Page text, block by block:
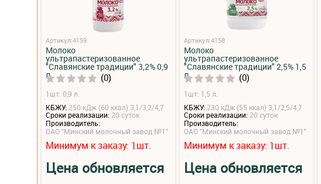
Артикул:4159
Молоко
ультрапастеризованное
"Славянские традиции" 3,2% 0,9
л (0)
1шт: 0,9 л.
КБЖУ: 250 кДж (60 ккал) 3,1/3,2/4,7
Сроки реализации:20 суток
Производитель:
ОАО "Минский молочный завод №1"
Минимум к заказу: 1шт.
Цена обновляется
Артикул:4158
Молоко
ультрапастеризованное
"Славянские традиции" 2,5% 1,5
л (0)
1шт: 1,5 л.
КБЖУ: 230 кДж (55 ккал) 3,1/2,5/4,7
Сроки реализации:20 суток
Производитель:
ОАО "Минский молочный завод №1"
Минимум к заказу: 1шт.
Цена обновляется